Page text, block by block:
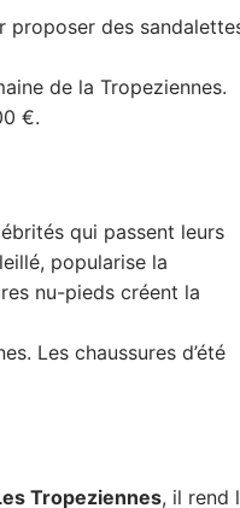
proposer des
de la Tropeziennes.
€.
qui passent leurs
popularise la
nu-pieds créent la
Les chaussures d’été
Tropeziennes, il rend